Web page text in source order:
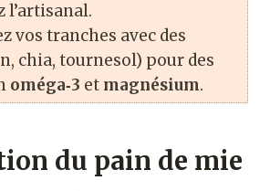
vos tranches avec des
chia, tournesol) pour des
oméga‑3 et magnésium.
du pain de mie